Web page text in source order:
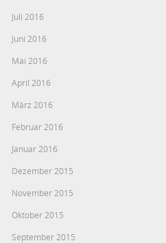
Juli 2016
Juni 2016
Mai 2016
April 2016
März 2016
Februar 2016
Januar 2016
Dezember 2015
November 2015
Oktober 2015
September 2015